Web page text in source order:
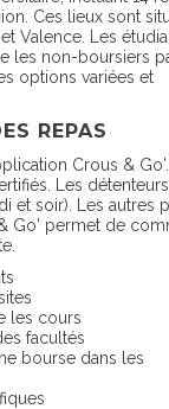
Ces lieux sont
Valence. Les
les non-boursiers
options variées et
REPAS
Crous &
Les
et soir). Les autres
Go' permet de
les cours
facultés
bourse dans les